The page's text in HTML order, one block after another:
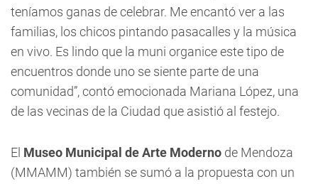
teníamos ganas de celebrar. Me encantó ver a las
familias, los chicos pintando pasacalles y la música
en vivo. Es lindo que la muni organice este tipo de
encuentros donde uno se siente parte de una
comunidad”, contó emocionada Mariana López, una
de las vecinas de la Ciudad que asistió al festejo.
El Museo Municipal de Arte Moderno de Mendoza
(MMAMM) también se sumó a la propuesta con un